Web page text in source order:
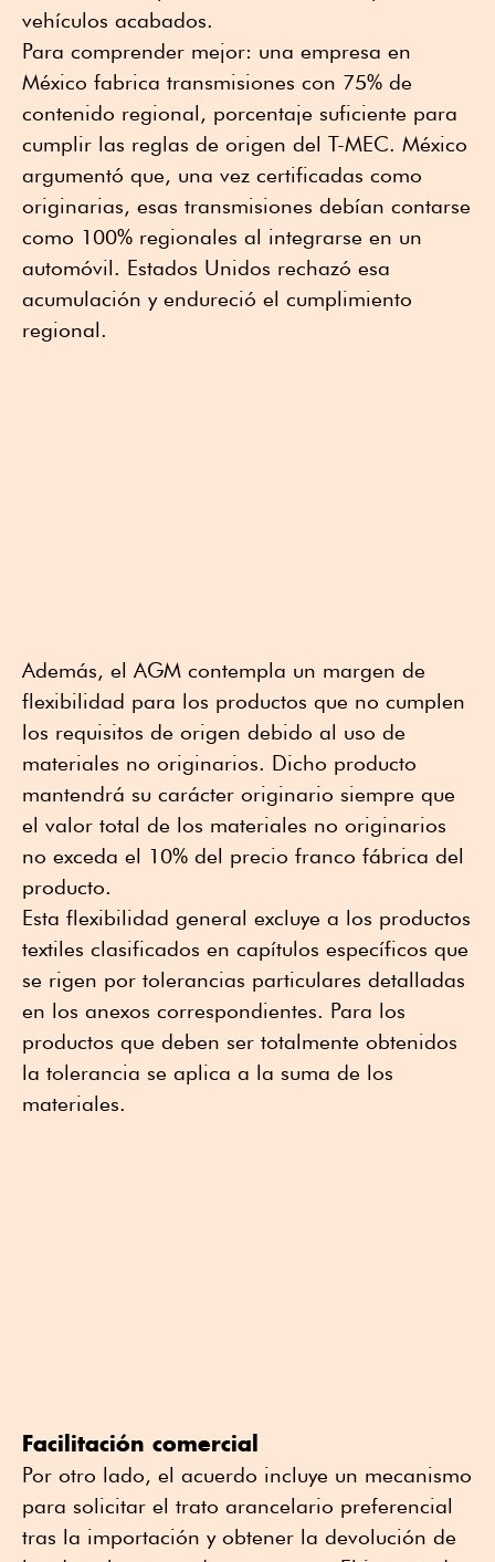
vehículos acabados.
Para comprender mejor: una empresa en
México fabrica transmisiones con 75% de
contenido regional, porcentaje suficiente para
cumplir las reglas de origen del T-MEC. México
argumentó que, una vez certificadas como
originarias, esas transmisiones debían contarse
como 100% regionales al integrarse en un
automóvil. Estados Unidos rechazó esa
acumulación y endureció el cumplimiento
regional.
Además, el AGM contempla un margen de
flexibilidad para los productos que no cumplen
los requisitos de origen debido al uso de
materiales no originarios. Dicho producto
mantendrá su carácter originario siempre que
el valor total de los materiales no originarios
no exceda el 10% del precio franco fábrica del
producto.
Esta flexibilidad general excluye a los productos
textiles clasificados en capítulos específicos que
se rigen por tolerancias particulares detalladas
en los anexos correspondientes. Para los
productos que deben ser totalmente obtenidos
la tolerancia se aplica a la suma de los
materiales.
Facilitación comercial
Por otro lado, el acuerdo incluye un mecanismo
para solicitar el trato arancelario preferencial
tras la importación y obtener la devolución de